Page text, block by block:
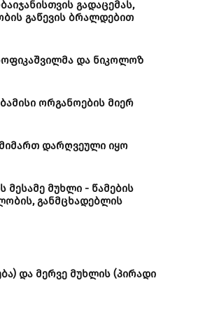
გადაცემას,
გაწევის ბრალდებით
და ნიკოლოზ
ორგანოების მიერ
მიმართ დარღვეული იყო
მუხლი - წამების
განმცხადებლის
და მერვე მუხლის (პირადი